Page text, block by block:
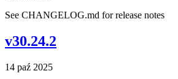
See CHANGELOG.md for release notes
v30.24.2
14 paź 2025